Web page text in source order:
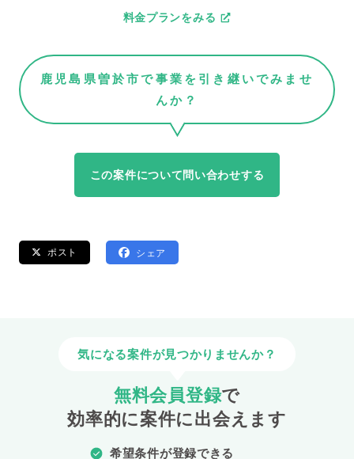
料金プランをみる
鹿児島県曽於市で事業を引き継いでみませ
んか？
この案件について問い合わせする
ポスト シェア
気になる案件が見つかりませんか？
無料会員登録で
効率的に案件に出会えます
希望条件が登録できる